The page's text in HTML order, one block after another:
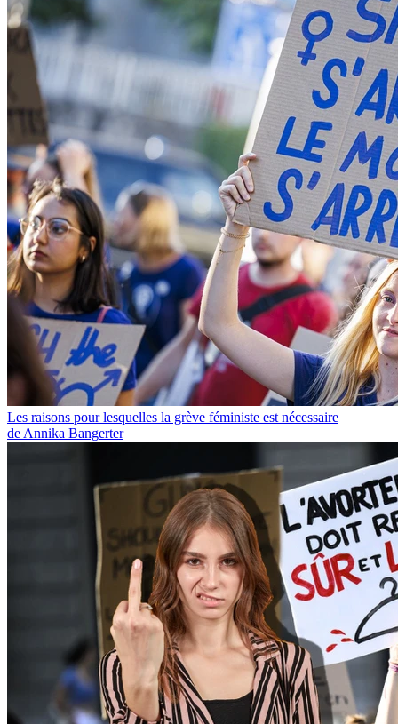
Les raisons pour lesquelles la grève féministe est nécessaire
de Annika Bangerter